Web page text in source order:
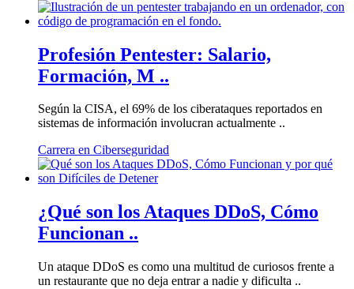
Profesión Pentester: Salario,
Formación, M ..
Según la CISA, el 69% de los ciberataques reportados en
sistemas de información involucran actualmente ..
Carrera en Ciberseguridad
¿Qué son los Ataques DDoS, Cómo
Funcionan ..
Un ataque DDoS es como una multitud de curiosos frente a
un restaurante que no deja entrar a nadie y dificulta ..